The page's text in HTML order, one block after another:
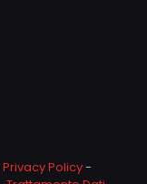
Privacy Policy-